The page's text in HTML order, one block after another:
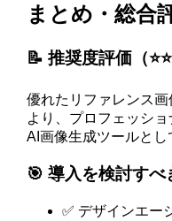
まとめ・総合
📝 推奨度評価（
優れたリファレンス
より、プロフェッシ
AI画像生成ツールとし
🎯 導入を検討すべ
✅ デザインエー